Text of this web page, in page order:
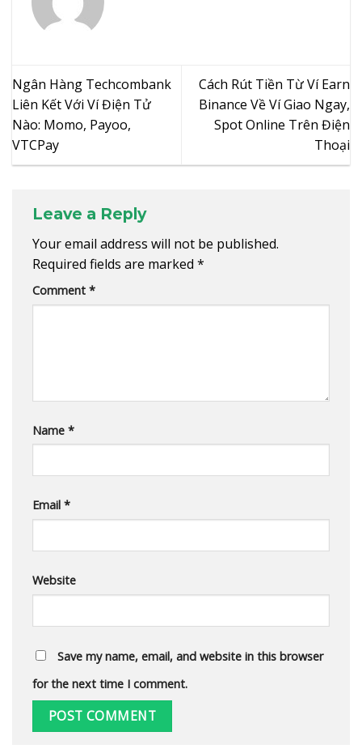
Ngân Hàng Techcombank
Liên Kết Với Ví Điện Tử
Nào: Momo, Payoo,
VTCPay
Cách Rút Tiền Từ Ví Earn
Binance Về Ví Giao Ngay,
Spot Online Trên Điện
Thoại
Leave a Reply
Your email address will not be published.
Required fields are marked *
Comment *
Name *
Email *
Website
Save my name, email, and website in this browser
for the next time I comment.